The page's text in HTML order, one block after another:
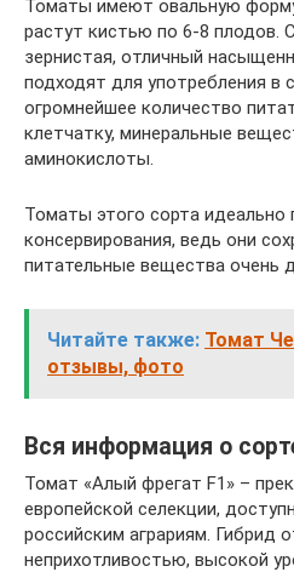
Томаты имеют овальную
растут кистью по 6-8 плодов.
зернистая, отличный
подходят для употребления в
огромнейшее количество
клетчатку, минеральные
аминокислоты.
Томаты этого сорта идеально
консервирования, ведь они
питательные вещества очень
Читайте также: Томат
отзывы, фото
Вся информация о
Томат «Алый фрегат F1» –
европейской селекции,
российским аграриям. Гибрид
неприхотливостью, высокой